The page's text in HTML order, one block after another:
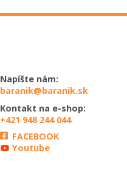
Napíšte nám:
baranik@baranik.sk
Kontakt na e-shop:
+421 948 244 044
FACEBOOK
Youtube